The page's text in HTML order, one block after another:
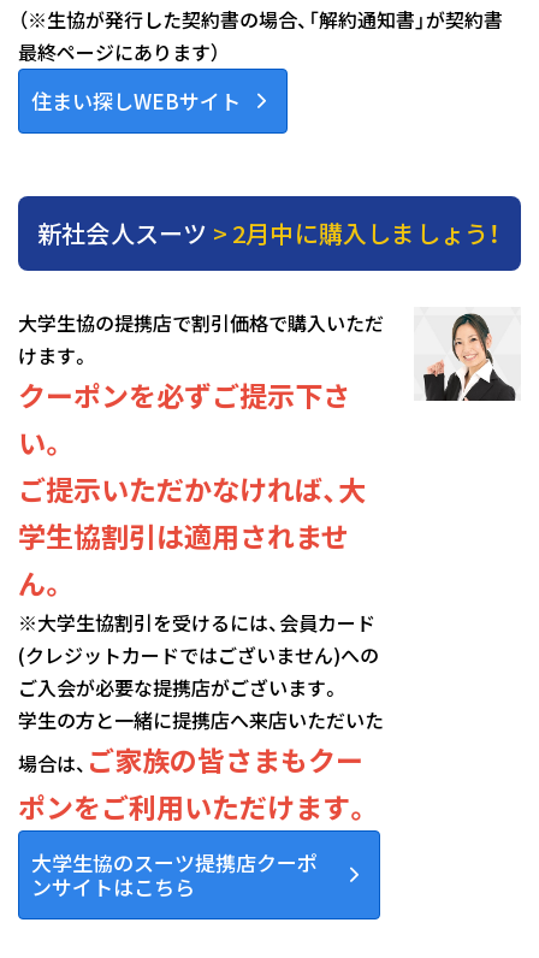
（※生協が発行した契約書の場合、「解約通知書」が契約書
最終ページにあります）
住まい探しWEBサイト
新社会人スーツ > 2月中に購入しましょう！
大学生協の提携店で割引価格で購入いただ
けます。
クーポンを必ずご提示下さ
い。
ご提示いただかなければ、大
学生協割引は適用されませ
ん。
※大学生協割引を受けるには、会員カード
(クレジットカードではございません)への
ご入会が必要な提携店がございます。
学生の方と一緒に提携店へ来店いただいた
場合は、 ご家族の皆さまもクー
ポンをご利用いただけます。
大学生協のスーツ提携店クーポ
ンサイトはこちら